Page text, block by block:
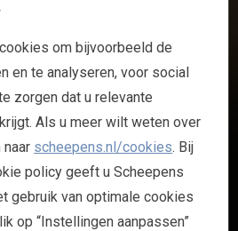
LOW
AL
om bijvoorbeeld de
en te analyseren, voor social
zorgen dat u relevante
Als u meer wilt weten over
scheepens.nl/cookies. Bij
policy geeft u Scheepens
gebruik van optimale cookies
op “Instellingen aanpassen”